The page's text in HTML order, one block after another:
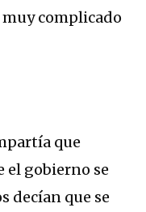
complicado
que
el gobierno se
decían que se